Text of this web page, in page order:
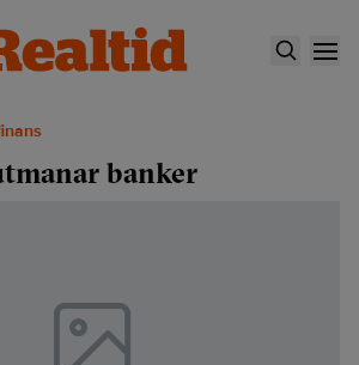
banker